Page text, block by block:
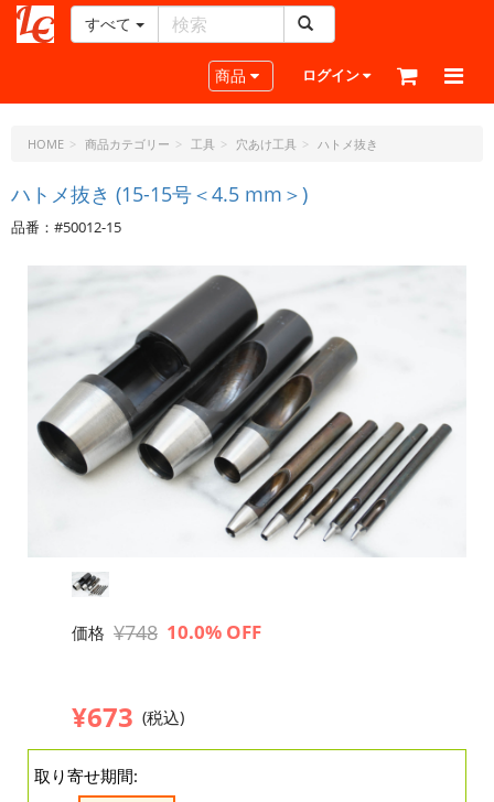
ー
ラ
ト・
ド
ッ
ト・
ェ
すべて
Toggle navigation
商品 ログイン
HOME 商品カテゴリー 工具 穴あけ工具 ハトメ抜き
ハトメ抜き (15-15号＜4.5 mm＞)
品番：#50012-15
価格 ¥748 10.0% OFF
¥673 (税込)
取り寄せ期間: